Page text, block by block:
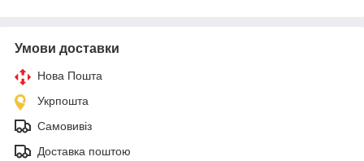
Умови доставки
Нова Пошта
Укрпошта
Самовивіз
Доставка поштою